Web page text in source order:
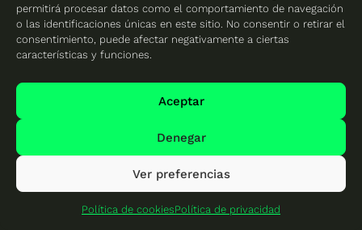
permitirá procesar datos como el comportamiento de navegación
o las identificaciones únicas en este sitio. No consentir o retirar el
consentimiento, puede afectar negativamente a ciertas
características y funciones.
Aceptar
Denegar
Ver preferencias
Política de cookiesPolítica de privacidad
Placas solares en Jaén
Placas solares en Málaga
Asturias
Placas solares en Gijón
Placas solares en Ibiza
Placas solares en
Mallorca
Islas Canarias
Placas solares en
Placas solares en